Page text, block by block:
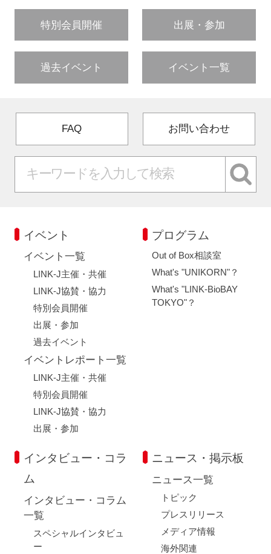
特別会員開催 出展・参加
過去イベント イベント一覧
FAQ お問い合わせ
イベント
イベント一覧
LINK-J主催・共催
LINK-J協賛・協力
特別会員開催
出展・参加
過去イベント
イベントレポート一覧
LINK-J主催・共催
特別会員開催
LINK-J協賛・協力
出展・参加
プログラム
Out of Box相談室
What's "UNIKORN"？
What's "LINK-BioBAY
TOKYO"？
インタビュー・コラ
ム
インタビュー・コラム
一覧
スペシャルインタビュ
ー
ニュース・掲示板
ニュース一覧
トピック
プレスリリース
メディア情報
海外関連